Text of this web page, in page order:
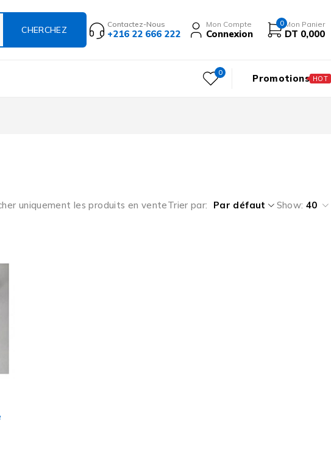
Contactez-Nous
+216 22 666 222
Mon Compte
Connexion
0 Mon Panier
DT 0,000
0 Promotions HOT
uniquement les produits en venteTrier par Par défaut Show: 40